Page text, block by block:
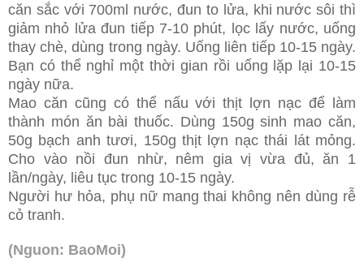
căn sắc với 700ml nước, đun to lửa, khi nước sôi thì
giảm nhỏ lửa đun tiếp 7-10 phút, lọc lấy nước, uống
thay chè, dùng trong ngày. Uống liên tiếp 10-15 ngày.
Bạn có thể nghỉ một thời gian rồi uống lặp lại 10-15
ngày nữa.
Mao căn cũng có thể nấu với thịt lợn nạc để làm
thành món ăn bài thuốc. Dùng 150g sinh mao căn,
50g bạch anh tươi, 150g thịt lợn nạc thái lát mỏng.
Cho vào nồi đun nhừ, nêm gia vị vừa đủ, ăn 1
lần/ngày, liêu tục trong 10-15 ngày.
Người hư hỏa, phụ nữ mang thai không nên dùng rễ
cỏ tranh.
(Nguon: BaoMoi)